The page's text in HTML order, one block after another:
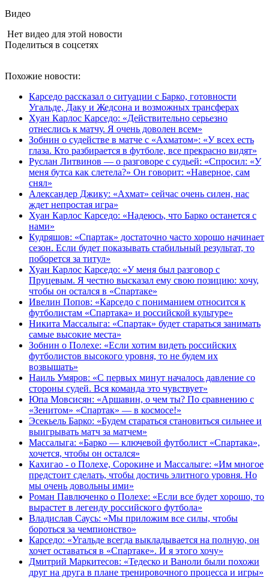
Видео
Нет видео для этой новости
Поделиться в соцсетях
Похожие новости:
Карседо рассказал о ситуации с Барко, готовности
Угальде, Даку и Жедсона и возможных трансферах
Хуан Карлос Карседо: «Действительно серьезно
отнеслись к матчу. Я очень доволен всем»
Зобнин о судействе в матче с «Ахматом»: «У всех есть
глаза. Кто разбирается в футболе, все прекрасно видят»
Руслан Литвинов — о разговоре с судьей: «Спросил: «У
меня бутса как слетела?» Он говорит: «Наверное, сам
снял»
Александер Джику: «Ахмат» сейчас очень силен, нас
ждет непростая игра»
Хуан Карлос Карседо: «Надеюсь, что Барко останется с
нами»
Кудряшов: «Спартак» достаточно часто хорошо начинает
сезон. Если будет показывать стабильный результат, то
поборется за титул»
Хуан Карлос Карседо: «У меня был разговор с
Пруцевым. Я честно высказал ему свою позицию: хочу,
чтобы он остался в «Спартаке»
Ивелин Попов: «Карседо с пониманием относится к
футболистам «Спартака» и российской культуре»
Никита Массалыга: «Спартак» будет стараться занимать
самые высокие места»
Зобнин о Полехе: «Если хотим видеть российских
футболистов высокого уровня, то не будем их
возвышать»
Наиль Умяров: «С первых минут началось давление со
стороны судей. Вся команда это чувствует»
Юпа Мовсисян: «Аршавин, о чем ты? По сравнению с
«Зенитом» «Спартак» — в космосе!»
Эсекьель Барко: «Будем стараться становиться сильнее и
выигрывать матч за матчем»
Массалыга: «Барко — ключевой футболист «Спартака»,
хочется, чтобы он остался»
Кахигао - о Полехе, Сорокине и Массалыге: «Им многое
предстоит сделать, чтобы достичь элитного уровня. Но
мы очень довольны ими»
Роман Павлюченко о Полехе: «Если все будет хорошо, то
вырастет в легенду российского футбола»
Владислав Саусь: «Мы приложим все силы, чтобы
бороться за чемпионство»
Карседо: «Угальде всегда выкладывается на полную, он
хочет оставаться в «Спартаке». И я этого хочу»
Дмитрий Маркитесов: «Тедеско и Ваноли были похожи
друг на друга в плане тренировочного процесса и игры»